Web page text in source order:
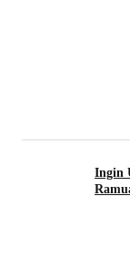
Ingin